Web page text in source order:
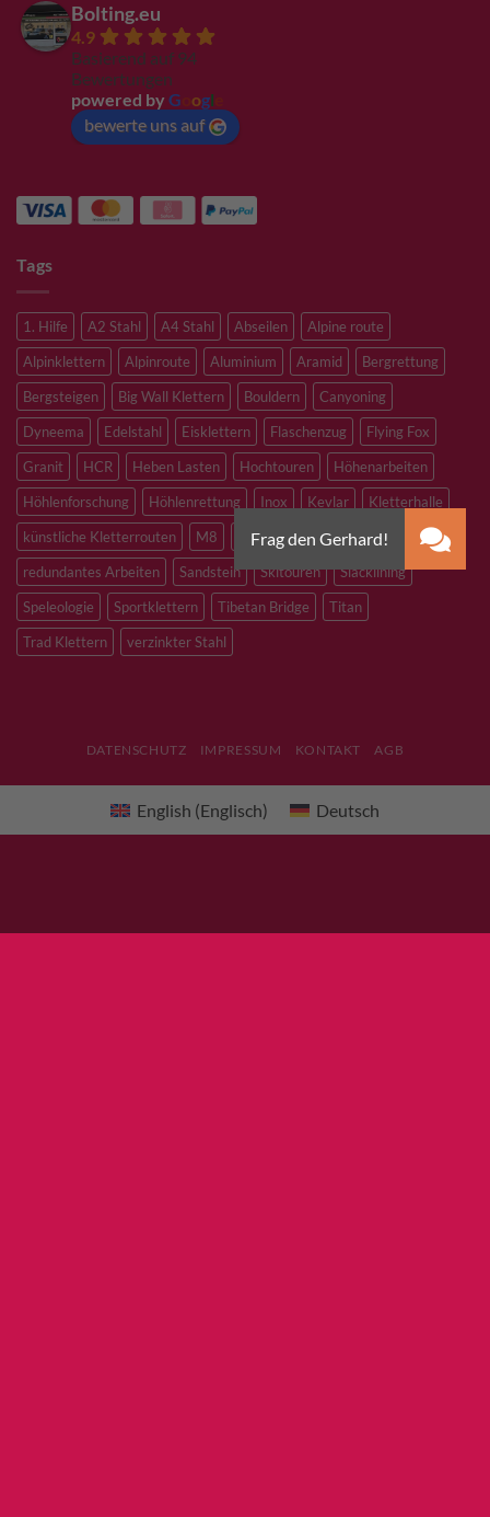
Bolting.eu
4.9
Basierend auf 94
Bewertungen
powered by G ogl
bewerte uns auf
Tags
1. Hilfe A2 Stahl A4 Stahl Abseilen
Alpine route
Alpinklettern
Alpinroute Aluminium Aramid
Bergrettung
Bergsteigen
Big Wall Klettern Bouldern
Canyoning
Dyneema
Edelstahl Eisklettern Flaschenzug
Flying Fox
Granit
HCR Heben Lasten Hochtouren
Höhenarbeiten
Höhlenforschung
Höhlenrettung Inox Kevlar
Kletterhalle
künstliche Kletterrouten
M8 M10 M12 Notfall
PLX
redundantes Arbeiten
Sandstein Skitouren
Slacklining
Speleologie
Sportklettern Tibetan Bridge
Titan
Trad Klettern
verzinkter Stahl
DATENSCHUTZ IMPRESSUM KONTAKT AGB
English (Englisch) Deutsch